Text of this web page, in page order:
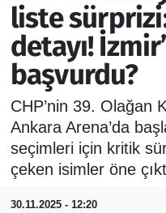
liste sürprizi:
detayı!
başvurdu?
CHP’nin 39. Olağan
Ankara Arena’da
seçimleri için kritik
çeken isimler öne
30.11.2025 - 12:20
EKONOMİ
SİYASET
SPOR
ASAYİŞ
RESMİ REKLAM
Puan Durumu ve
Tüm Manşetler
Son Dakika
Haber Arşivi